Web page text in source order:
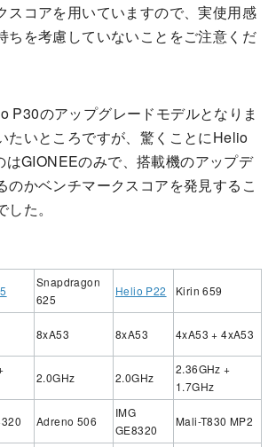
スコアを用いていますので、実使用感
ちを考慮していないことをご注意くだ
P30のアップグレードモデルとなりま
たいところですが、驚くことにHelio
はGIONEEのみで、搭載機のアップデ
のかベンチマークスコアを発見するこ
た。
Snapdragon
625
Helio P22 Kirin 659
8xA53 8xA53 4xA53 + 4xA53
2.0GHz 2.0GHz
2.36GHz +
1.7GHz
Adreno 506
IMG
GE8320
Mali-T830 MP2